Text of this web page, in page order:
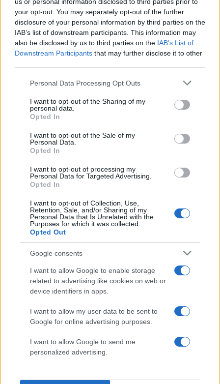
your opt-out. You may separately opt-out of the further
disclosure of your personal information by third parties on the
IAB’s list of downstream participants. This information may
also be disclosed by us to third parties on the IAB’s List of
Downstream Participants that may further disclose it to other
Please note that this website/app uses one or more Google
not limited to your visit or usage behaviour. You may click to
grant or deny consent to Google and its third-party tags to
use your data for below specified purposes in below Google
consent section.
Personal Data Processing Opt Outs
I want to opt-out of the Sharing of my
personal data.
Opted In
I want to opt-out of the Sale of my
Personal Data.
Opted In
I want to opt-out of processing my
Personal Data for Targeted Advertising.
Opted In
I want to opt-out of Collection, Use,
Retention, Sale, and/or Sharing of my
Personal Data that Is Unrelated with the
Purposes for which it was collected.
Opted Out
Google consents
I want to allow Google to enable storage
related to advertising like cookies on web or
device identifiers in apps.
I want to allow my user data to be sent to
Google for online advertising purposes.
I want to allow Google to send me
personalized advertising.
όπου τοποθετούνται στο δέρμα μικρές
ποσότητες ουσιών που θα μπορούσαν να
προκαλέσουν αλλεργική αντίδραση και κατόπιν
ένα επίθεμα πάνω στην περιοχή. Αναλόγως της
με αυτό και τα συμπτώματα υποχωρούν. Έτσι, στις
περιπτώσεις που συνυπάρχουν οι δύο
καταστάσεις είναι ευκολότερος ο έλεγχος των
Οι επιλογές που έχουμε σήμερα για τον
περιορισμό της φλεγμονής και του κνησμού που
προκαλεί είναι η χρήση τοπικών ή συστηματικών
αναστολέων JAK και η φωτοθεραπεία, που
περιλαμβάνει την έκθεση του δέρματος σε
φυσικό ηλιακό φως ή/και τη χρήση υπεριώδους
ακτινοβολίας Α (UVA) και στενού φάσματος UVB,
φάρμακα», καταλήγει ο δρ Χρήστος Στάμου.
ΔΙΑΦΗΜΙΣΗ